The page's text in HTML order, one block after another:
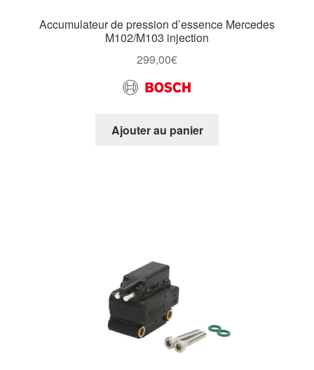
Accumulateur de pression d’essence Mercedes
M102/M103 injection
299,00€
Ajouter au panier